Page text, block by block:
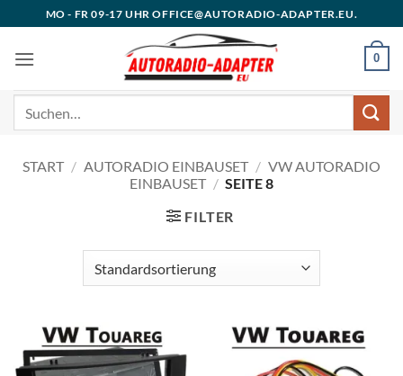
Inhalt
springen
MO - FR 09-17 UHR OFFICE@AUTORADIO-ADAPTER.EU.
0
START / AUTORADIO EINBAUSET / VW AUTORADIO
EINBAUSET / SEITE 8
FILTER